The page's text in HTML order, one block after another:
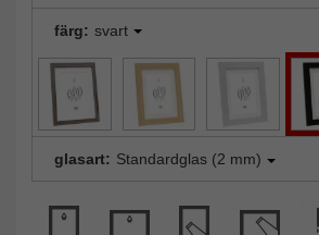
färg: svart
glasart: Standardglas (2 mm)